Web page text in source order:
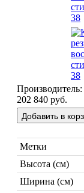
Производитель:
202 840 руб.
Метки
Высота (см)
Ширина (см)